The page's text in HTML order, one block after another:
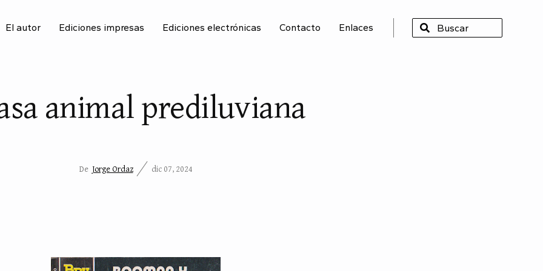
El autor Ediciones impresas Ediciones electrónicas Contacto Enlaces
BUSCAR
animal prediluviana
De Jorge Ordaz dic 07, 2024